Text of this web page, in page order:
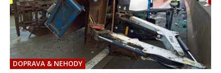
DOPRAVA & NEHODY